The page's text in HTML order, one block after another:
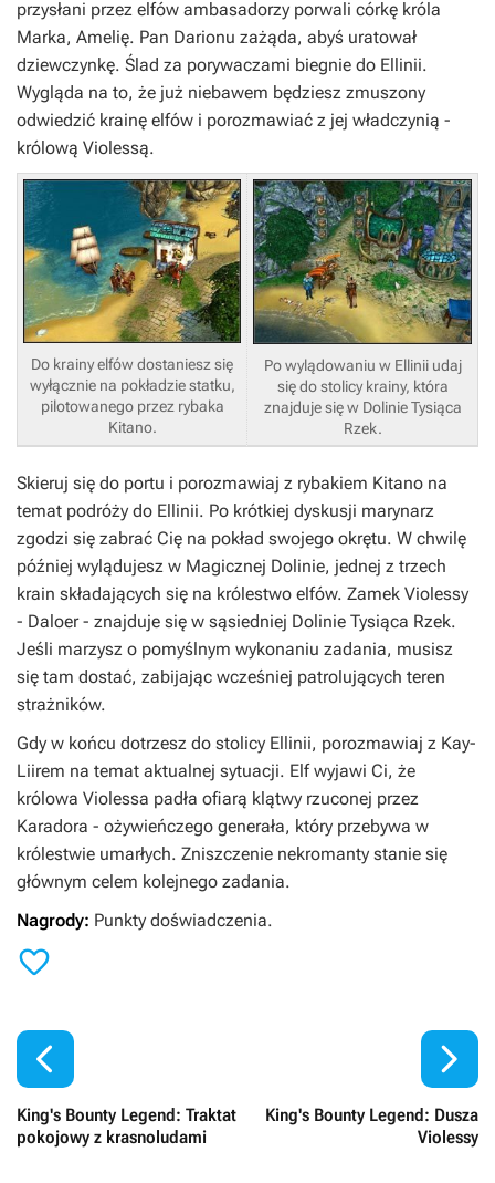
przysłani przez elfów ambasadorzy porwali córkę króla
Marka, Amelię. Pan Darionu zażąda, abyś uratował
dziewczynkę. Ślad za porywaczami biegnie do Ellinii.
Wygląda na to, że już niebawem będziesz zmuszony
odwiedzić krainę elfów i porozmawiać z jej władczynią -
królową Violessą.
Do krainy elfów dostaniesz się
wyłącznie na pokładzie statku,
pilotowanego przez rybaka
Kitano.
Po wylądowaniu w Ellinii udaj
się do stolicy krainy, która
znajduje się w Dolinie Tysiąca
Rzek.
Skieruj się do portu i porozmawiaj z rybakiem Kitano na
temat podróży do Ellinii. Po krótkiej dyskusji marynarz
zgodzi się zabrać Cię na pokład swojego okrętu. W chwilę
później wylądujesz w Magicznej Dolinie, jednej z trzech
krain składających się na królestwo elfów. Zamek Violessy
- Daloer- znajduje się w sąsiedniej Dolinie Tysiąca Rzek.
Jeśli marzysz o pomyślnym wykonaniu zadania, musisz
się tam dostać, zabijając wcześniej patrolujących teren
strażników.
Gdy w końcu dotrzesz do stolicy Ellinii, porozmawiaj z Kay-
Liirem na temat aktualnej sytuacji. Elf wyjawi Ci, że
królowa Violessa padła ofiarą klątwy rzuconej przez
Karadora - ożywieńczego generała, który przebywa w
królestwie umarłych. Zniszczenie nekromanty stanie się
głównym celem kolejnego zadania.
Nagrody: Punkty doświadczenia.


King's Bounty Legend: Traktat
pokojowy z krasnoludami
King's Bounty Legend: Dusza
Violessy
